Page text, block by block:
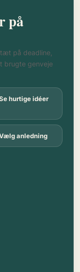
på
på deadline,
brugte genveje
hurtige idéer
anledning